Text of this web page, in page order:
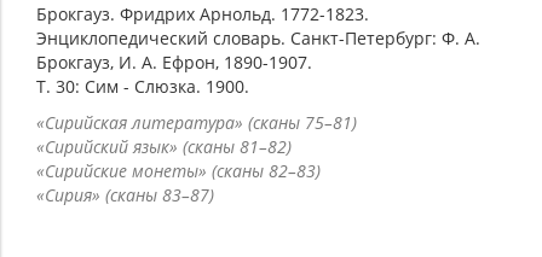
Брокгауз. Фридрих Арнольд. 1772-1823.
Энциклопедический словарь. Санкт-Петербург: Ф. А.
Брокгауз, И. А. Ефрон, 1890-1907.
Т. 30: Сим - Слюзка. 1900.
«Сирийская литература» (сканы 75–81)
«Сирийский язык» (сканы 81–82)
«Сирийские монеты» (сканы 82–83)
«Сирия» (сканы 83–87)